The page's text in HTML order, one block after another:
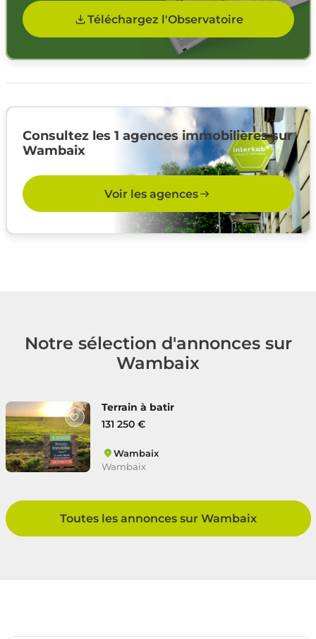
Téléchargez l'Observatoire
Consultez les 1 agences immobilières sur
Wambaix
Voir les agences
Notre sélection d'annonces sur
Wambaix
Terrain à batir
131 250 €
Wambaix
Wambaix
Toutes les annonces sur Wambaix